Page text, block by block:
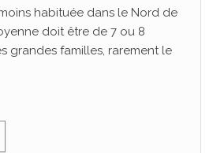
habituée dans le Nord de
doit être de 7 ou 8
grandes familles, rarement le